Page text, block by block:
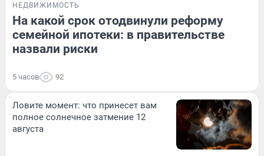
НЕДВИЖИМОСТЬ
На какой срок отодвинули реформу
семейной ипотеки: в правительстве
назвали риски
5 часов 92
Ловите момент: что принесет вам
полное солнечное затмение 12
августа